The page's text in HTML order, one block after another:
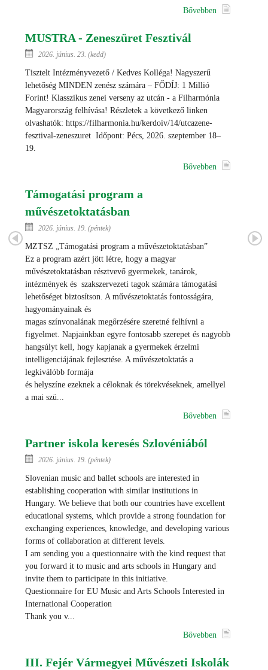
Bővebben
MUSTRA - Zeneszüret Fesztivál
2026. június. 23. (kedd)
Tisztelt Intézményvezető / Kedves Kolléga! Nagyszerű
lehetőség MINDEN zenész számára – FŐDÍJ: 1 Millió
Forint! Klasszikus zenei verseny az utcán - a Filharmónia
Magyarország felhívása! Részletek a következő linken
olvashatók: https://filharmonia.hu/kerdoiv/14/utcazene-
fesztival-zeneszuret Időpont: Pécs, 2026. szeptember 18–
19.
Bővebben
Támogatási program a
művészetoktatásban
2026. június. 19. (péntek)
MZTSZ „Támogatási program a művészetoktatásban”
Ez a program azért jött létre, hogy a magyar
művészetoktatásban résztvevő gyermekek, tanárok,
intézmények és szakszervezeti tagok számára támogatási
lehetőséget biztosítson. A művészetoktatás fontosságára,
hagyományainak és
magas színvonalának megőrzésére szeretné felhívni a
figyelmet. Napjainkban egyre fontosabb szerepet és nagyobb
hangsúlyt kell, hogy kapjanak a gyermekek érzelmi
intelligenciájának fejlesztése. A művészetoktatás a
legkiválóbb formája
és helyszíne ezeknek a céloknak és törekvéseknek, amellyel
a mai szü...
Bővebben
Partner iskola keresés Szlovéniából
2026. június. 19. (péntek)
Slovenian music and ballet schools are interested in
establishing cooperation with similar institutions in
Hungary. We believe that both our countries have excellent
educational systems, which provide a strong foundation for
exchanging experiences, knowledge, and developing various
forms of collaboration at different levels.
I am sending you a questionnaire with the kind request that
you forward it to music and arts schools in Hungary and
invite them to participate in this initiative.
Questionnaire for EU Music and Arts Schools Interested in
International Cooperation
Thank you v...
Bővebben
III. Fejér Vármegyei Művészeti Iskolák